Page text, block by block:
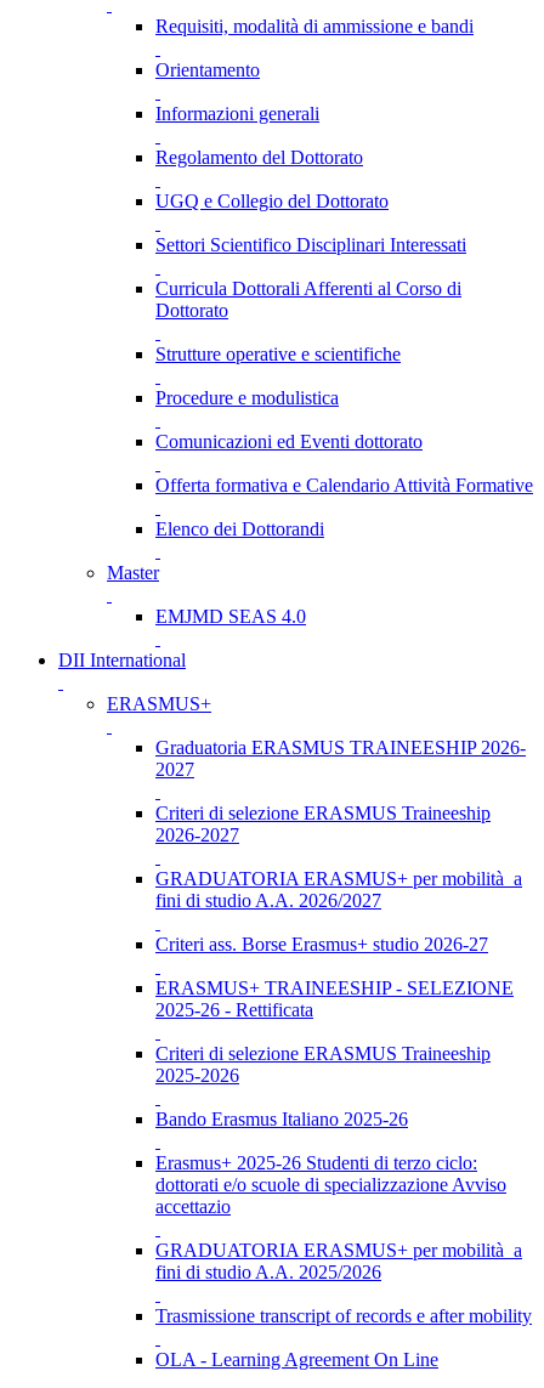
Requisiti, modalità di ammissione e bandi
Orientamento
Informazioni generali
Regolamento del Dottorato
UGQ e Collegio del Dottorato
Settori Scientifico Disciplinari Interessati
Curricula Dottorali Afferenti al Corso di
Dottorato
Strutture operative e scientifiche
Procedure e modulistica
Comunicazioni ed Eventi dottorato
Offerta formativa e Calendario Attività Formative
Elenco dei Dottorandi
Master
EMJMD SEAS 4.0
DII International
ERASMUS+
Graduatoria ERASMUS TRAINEESHIP 2026-
2027
Criteri di selezione ERASMUS Traineeship
2026-2027
GRADUATORIA ERASMUS+ per mobilità a
fini di studio A.A. 2026/2027
Criteri ass. Borse Erasmus+ studio 2026-27
ERASMUS+ TRAINEESHIP - SELEZIONE
2025-26 - Rettificata
Criteri di selezione ERASMUS Traineeship
2025-2026
Bando Erasmus Italiano 2025-26
Erasmus+ 2025-26 Studenti di terzo ciclo:
dottorati e/o scuole di specializzazione Avviso
accettazio
GRADUATORIA ERASMUS+ per mobilità a
fini di studio A.A. 2025/2026
Trasmissione transcript of records e after mobility
OLA - Learning Agreement On Line